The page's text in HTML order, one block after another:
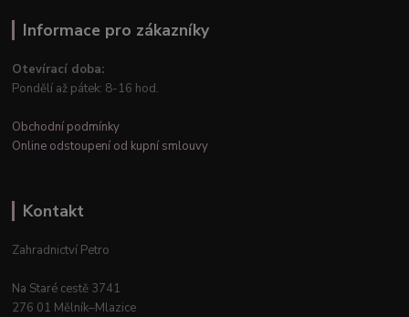
Informace pro zákazníky
Otevírací doba:
Pondělí až pátek: 8-16 hod.
Obchodní podmínky
Online odstoupení od kupní smlouvy
Kontakt
Zahradnictví Petro
Na Staré cestě 3741
276 01 Mělník–Mlazice